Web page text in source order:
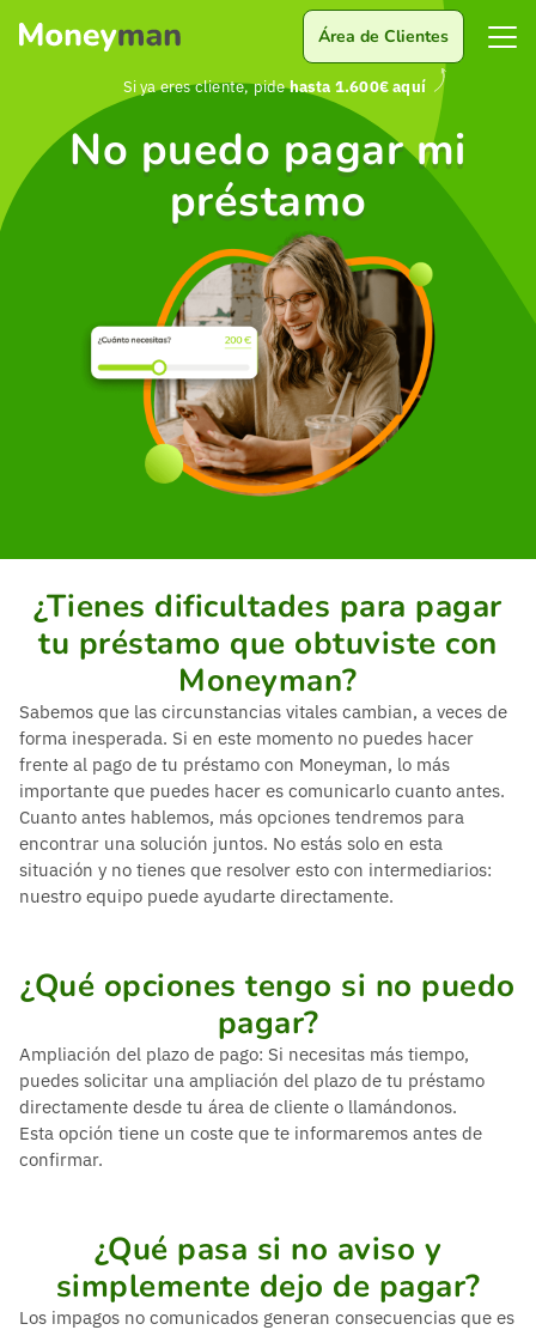
Área de Clientes
Si ya eres cliente, pidehasta 1.600€ aquí
No puedo pagar mi
préstamo
¿Tienes dificultades para pagar
tu préstamo que obtuviste con
Moneyman?
Sabemos que las circunstancias vitales cambian, a veces de
forma inesperada. Si en este momento no puedes hacer
frente al pago de tu préstamo con Moneyman, lo más
importante que puedes hacer es comunicarlo cuanto antes.
Cuanto antes hablemos, más opciones tendremos para
encontrar una solución juntos. No estás solo en esta
situación y no tienes que resolver esto con intermediarios:
nuestro equipo puede ayudarte directamente.
¿Qué opciones tengo si no puedo
pagar?
Ampliación del plazo de pago: Si necesitas más tiempo,
puedes solicitar una ampliación del plazo de tu préstamo
directamente desde tu área de cliente o llamándonos.
Esta opción tiene un coste que te informaremos antes de
confirmar.
¿Qué pasa si no aviso y
simplemente dejo de pagar?
Los impagos no comunicados generan consecuencias que es